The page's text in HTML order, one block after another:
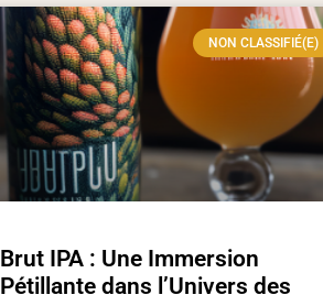
NON CLASSIFIÉ(E)
Brut IPA : Une Immersion
Pétillante dans l’Univers des